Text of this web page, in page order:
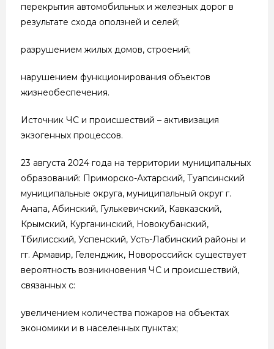
перекрытия автомобильных и железных дорог в
результате схода оползней и селей;
разрушением жилых домов, строений;
нарушением функционирования объектов
жизнеобеспечения.
Источник ЧС и происшествий – активизация
экзогенных процессов.
23 августа 2024 года на территории муниципальных
образований: Приморско-Ахтарский, Туапсинский
муниципальные округа, муниципальный округ г.
Анапа, Абинский, Гулькевичский, Кавказский,
Крымский, Курганинский, Новокубанский,
Тбилисский, Успенский, Усть-Лабинский районы и
гг. Армавир, Геленджик, Новороссийск существует
вероятность возникновения ЧС и происшествий,
связанных с:
увеличением количества пожаров на объектах
экономики и в населенных пунктах;